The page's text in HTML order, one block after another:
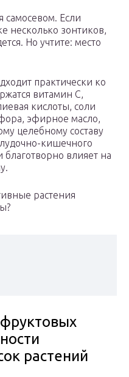
самосевом. Если
несколько зонтиков,
Но учтите: место
практически ко
витамин С,
кислоты, соли
эфирное масло,
целебному составу
кишечного
благотворно влияет на
растения
растений